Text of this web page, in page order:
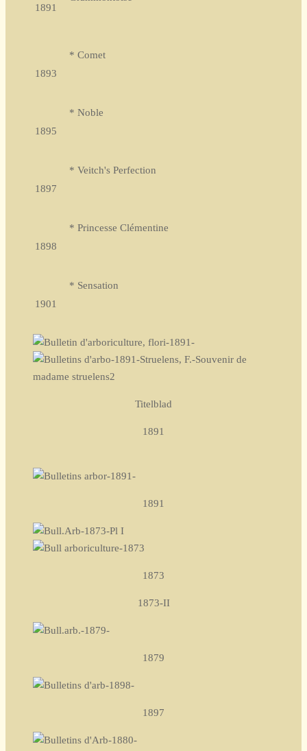
1891
1893
* Comet
1895
* Noble
1897
* Veitch's Perfection
1898
* Princesse Clémentine
1901
* Sensation
Titelblad
1891
1891
1873
1873-II
1879
1897